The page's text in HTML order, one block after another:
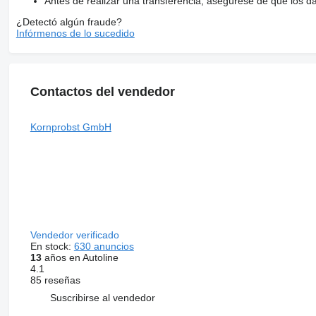
¿Detectó algún fraude?
Infórmenos de lo sucedido
Contactos del vendedor
Kornprobst GmbH
Vendedor verificado
En stock: 630 anuncios
13años en Autoline
4.1
85 reseñas
Suscribirse al vendedor